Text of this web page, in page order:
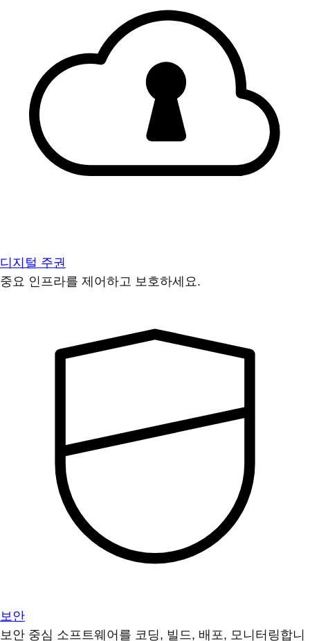
디지털 주권
중요 인프라를 제어하고 보호하세요.
보안
보안 중심 소프트웨어를 코딩, 빌드, 배포, 모니터링합니